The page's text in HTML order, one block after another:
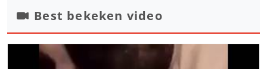
Best bekeken video